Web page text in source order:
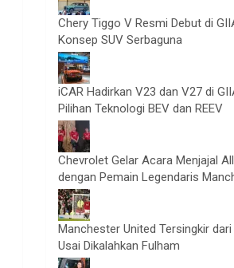
Chery Tiggo V Resmi Debut di
Konsep SUV Serbaguna
iCAR Hadirkan V23 dan V27 di
Pilihan Teknologi BEV dan REEV
Chevrolet Gelar Acara Menjajal
dengan Pemain Legendaris
Manchester United Tersingkir
Usai Dikalahkan Fulham